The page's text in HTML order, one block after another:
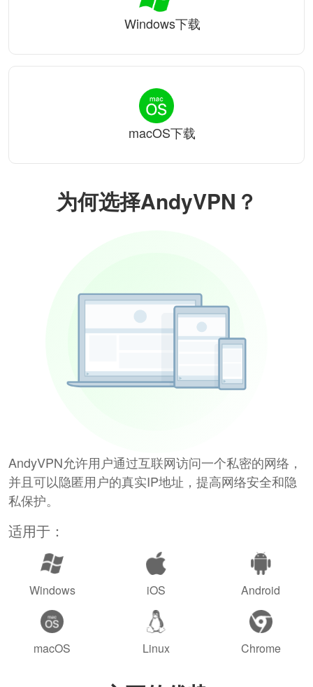
为何选择AndyVPN？
AndyVPN允许用户通过互联网访问一个私密的网络，
并且可以隐匿用户的真实IP地址，提高网络安全和隐
私保护。
适用于：
Windows iOS Android
macOS Linux Chrome
Windows下载
macOS下载